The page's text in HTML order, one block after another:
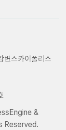
변스카이폴리스
&
Reserved.